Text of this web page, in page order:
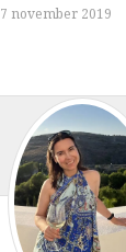
7 november 2019